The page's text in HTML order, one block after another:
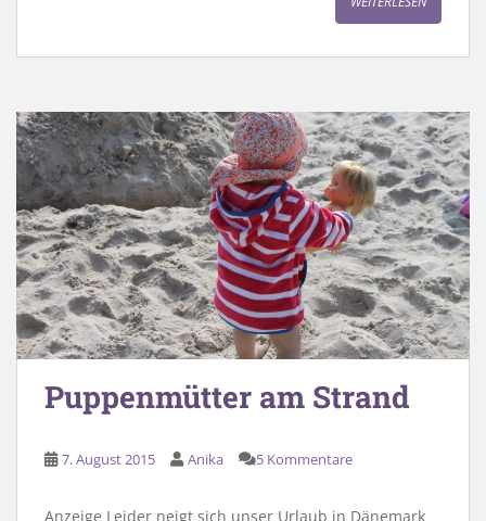
Puppenmütter am Strand
7. August 2015 Anika 5 Kommentare
Anzeige Leider neigt sich unser Urlaub in Dänemark